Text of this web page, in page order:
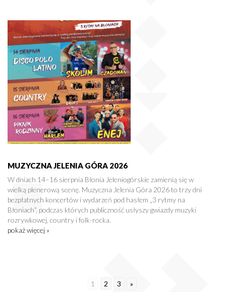
MUZYCZNA JELENIA GÓRA 2026
W dniach 14–16 sierpnia Błonia Jeleniogórskie zamienią się w
wielką plenerową scenę. Muzyczna Jelenia Góra 2026 to trzy dni
bezpłatnych koncertów i wydarzeń pod hasłem „3 rytmy na
Błoniach”, podczas których publiczność usłyszy gwiazdy muzyki
rozrywkowej, country i folk-rocka.
pokaż więcej »
1 2 3 »